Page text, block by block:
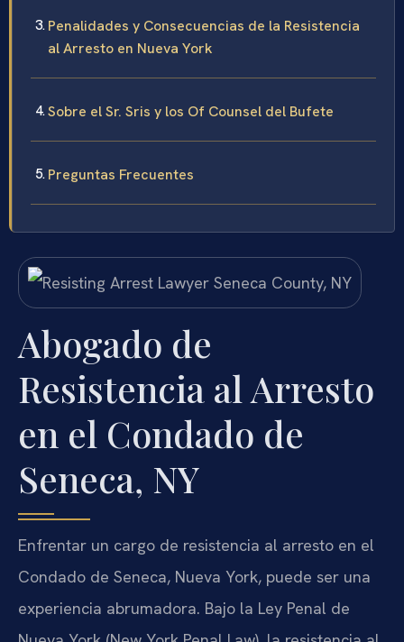
Penalidades y Consecuencias de la Resistencia
al Arresto en Nueva York
Sobre el Sr. Sris y los Of Counsel del Bufete
Preguntas Frecuentes
Abogado de
Resistencia al Arresto
en el Condado de
Seneca, NY
Enfrentar un cargo de resistencia al arresto en el
Condado de Seneca, Nueva York, puede ser una
experiencia abrumadora. Bajo la Ley Penal de